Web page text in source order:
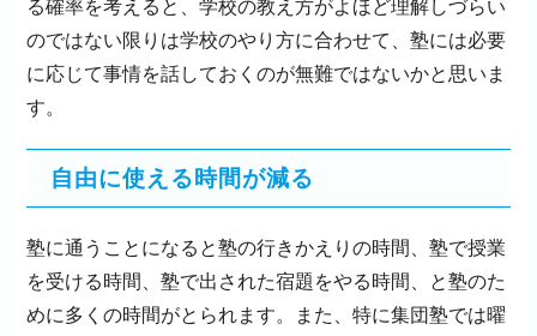
る確率を考えると、学校の教え方がよほど理解しづらい
のではない限りは学校のやり方に合わせて、塾には必要
に応じて事情を話しておくのが無難ではないかと思いま
す。
自由に使える時間が減る
塾に通うことになると塾の行きかえりの時間、塾で授業
を受ける時間、塾で出された宿題をやる時間、と塾のた
めに多くの時間がとられます。また、特に集団塾では曜